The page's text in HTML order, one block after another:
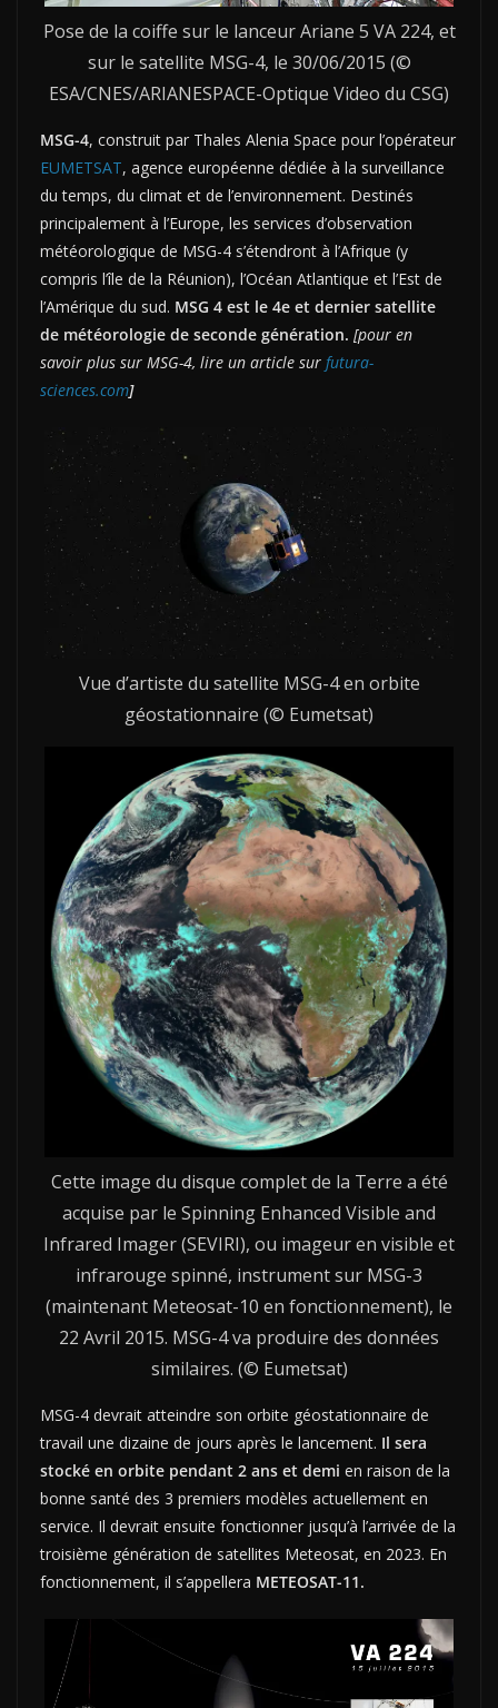
Pose de la coiffe sur le lanceur Ariane 5 VA 224, et
sur le satellite MSG-4, le 30/06/2015 (©
ESA/CNES/ARIANESPACE-Optique Video du CSG)
MSG-4, construit par Thales Alenia Space pour l’opérateur
EUMETSAT, agence européenne dédiée à la surveillance
du temps, du climat et de l’environnement. Destinés
principalement à l’Europe, les services d’observation
météorologique de MSG-4 s’étendront à l’Afrique (y
compris l’île de la Réunion), l’Océan Atlantique et l’Est de
l’Amérique du sud. MSG 4 est le 4e et dernier satellite
de météorologie de seconde génération. [pour en
savoir plus sur MSG-4, lire un article sur futura-
sciences.com]
Vue d’artiste du satellite MSG-4 en orbite
géostationnaire (© Eumetsat)
Cette image du disque complet de la Terre a été
acquise par le Spinning Enhanced Visible and
Infrared Imager (SEVIRI), ou imageur en visible et
infrarouge spinné, instrument sur MSG-3
(maintenant Meteosat-10 en fonctionnement), le
22 Avril 2015. MSG-4 va produire des données
similaires. (© Eumetsat)
MSG-4 devrait atteindre son orbite géostationnaire de
travail une dizaine de jours après le lancement. Il sera
stocké en orbite pendant 2 ans et demi en raison de la
bonne santé des 3 premiers modèles actuellement en
service. Il devrait ensuite fonctionner jusqu’à l’arrivée de la
troisième génération de satellites Meteosat, en 2023. En
fonctionnement, il s’appellera METEOSAT-11.